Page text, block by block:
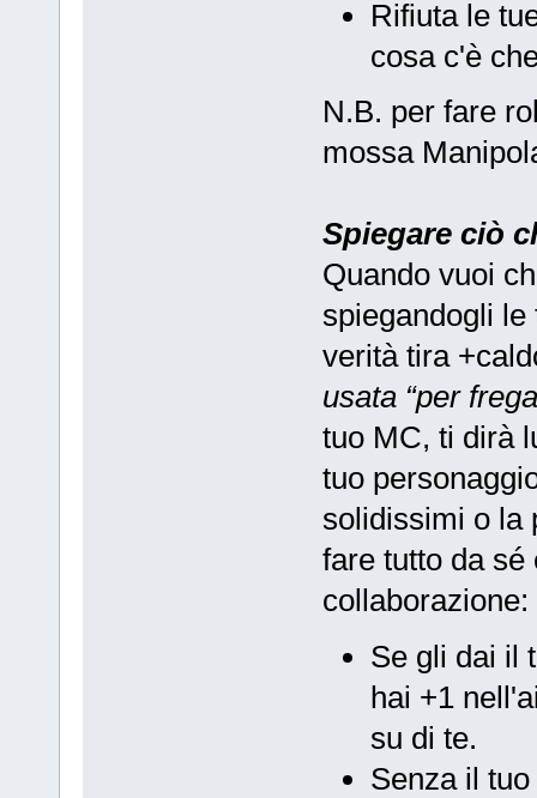
Rifiuta le
cosa c'è
N.B. per fare
mossa
Spiegare ciò
Quando vuoi
spiegandogli
verità tira
usata “per
tuo MC, ti dirà
tuo
solidissimi o la
fare tutto da
Se gli dai il
hai +1
su di te.
Senza il